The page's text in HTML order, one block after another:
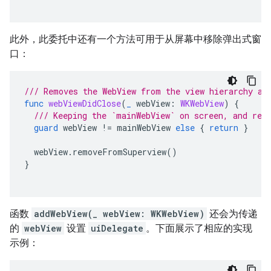
此外，此委托中还有一个方法可用于从屏幕中移除弹出式窗
口：
/// Removes the WebView from the view hierarchy
func webViewDidClose( webView : WKWebView)
{
/// Keeping the `mainWebView` on screen, and
guard webView != mainWebView else { return }
webView. removeFromSuperview()
}
函数 addWebView(_ webView: WKWebView) 还会为传递
的 webView 设置 uiDelegate 。下面展示了相应的实现
示例：